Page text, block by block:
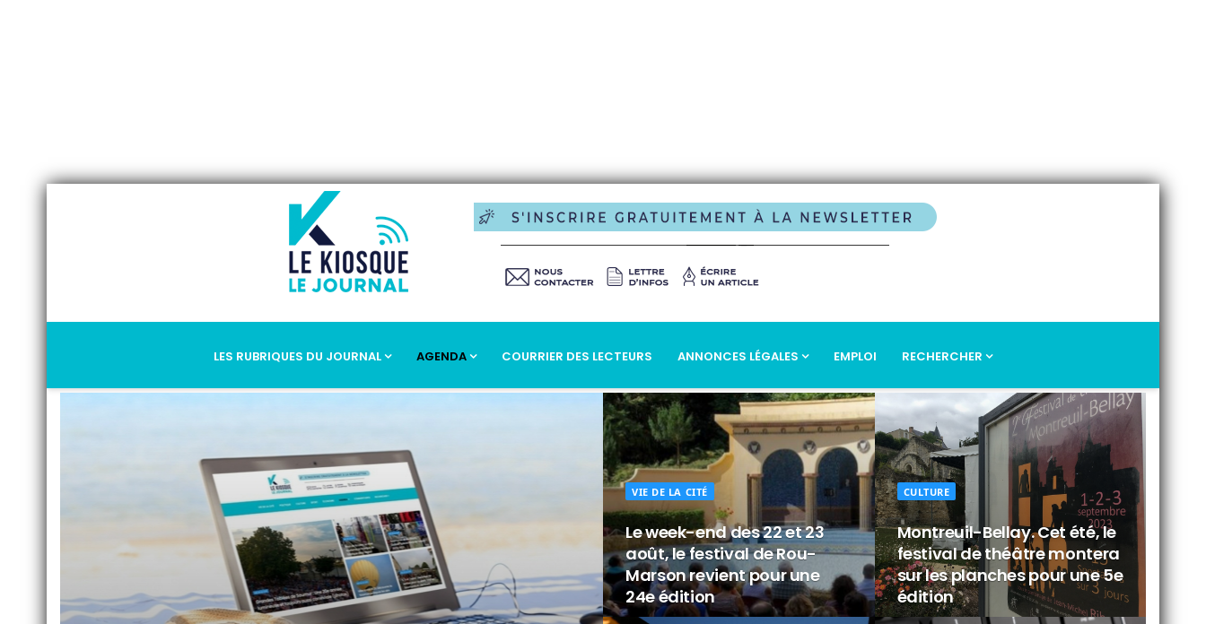
Saumur Kiosque
LES RUBRIQUES DU JOURNAL AGENDA COURRIER DES LECTEURS ANNONCES LÉGALES EMPLOI RECHERCHER
VIE DE LA CITÉ
Le week-end des 22 et 23
août, le festival de Rou-
Marson revient pour une
24e édition
CULTURE
Montreuil-Bellay. Cet été, le
festival de théâtre montera
sur les planches pour une 5e
édition